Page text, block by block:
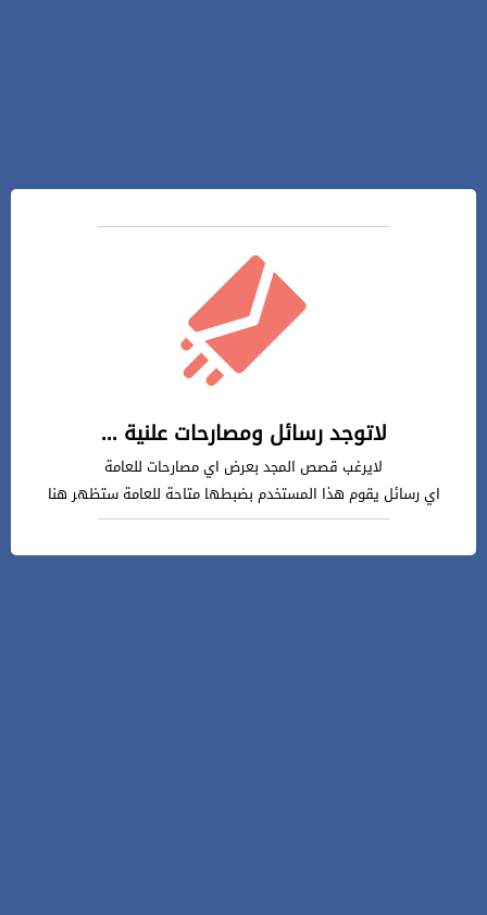
لاتوجد رسائل ومصارحات علنية ...
لايرغب قصص المجد بعرض اي مصارحات للعامة
اي رسائل يقوم هذا المستخدم بضبطها متاحة للعامة ستظهر هنا